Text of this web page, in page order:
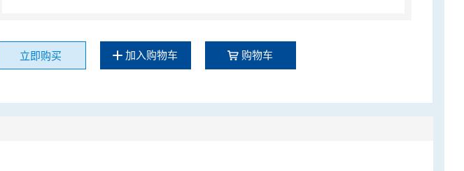
立即购买 加入购物车 购物车